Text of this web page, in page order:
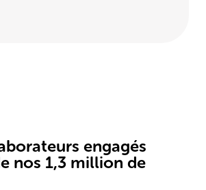
engagés
nos 1,3 million de